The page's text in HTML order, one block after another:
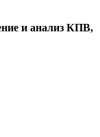
и анализ КПВ,